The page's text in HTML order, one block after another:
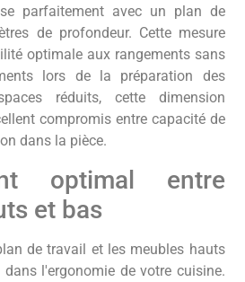
parfaitement avec un plan de
de profondeur. Cette mesure
optimale aux rangements sans
lors de la préparation des
réduits, cette dimension
compromis entre capacité de
dans la pièce.
optimal entre
et bas
de travail et les meubles hauts
l'ergonomie de votre cuisine.